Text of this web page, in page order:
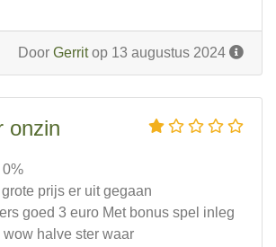
Door Gerritop 13 augustus 2024
onzin
0%
prijs er uit gegaan
goed 3 euro Met bonus spel inleg
wow halve ster waar